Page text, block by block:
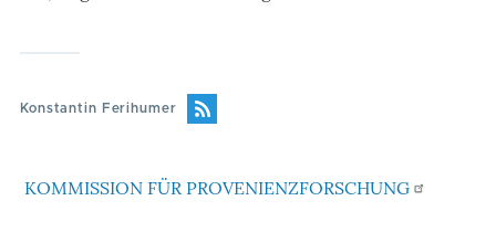
Konstantin Ferihumer
KOMMISSION FÜR PROVENIENZFORSCHUNG